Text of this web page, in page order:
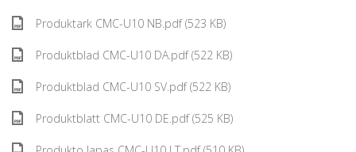
Produktark CMC-U10 NB.pdf (523 KB)
Produktblad CMC-U10 DA.pdf (522 KB)
Produktblad CMC-U10 SV.pdf (522 KB)
Produktblatt CMC-U10 DE.pdf (525 KB)